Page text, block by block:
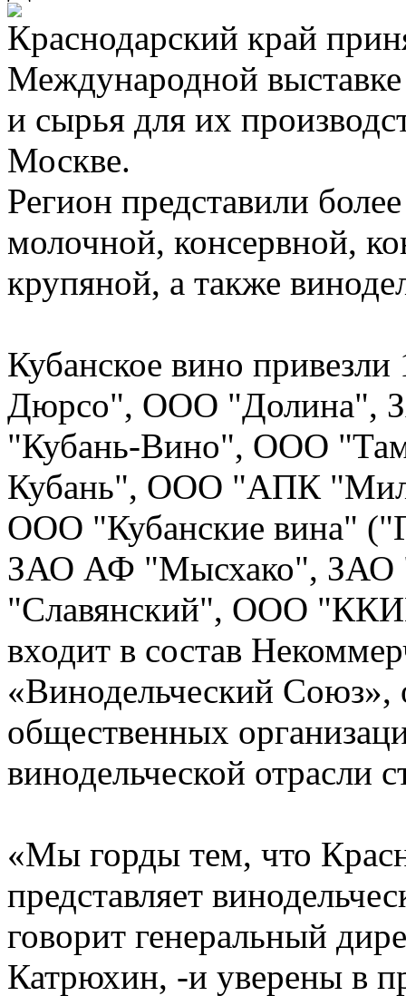
Краснодарский край
Международной
и сырья для их
Москве.
Регион представили
молочной, консервной,
крупяной, а также
Кубанское вино
Дюрсо", ООО "Долина",
"Кубань-Вино", ООО
Кубань", ООО "АПК
ООО "Кубанские вина"
ЗАО АФ "Мысхако", ЗАО
"Славянский", ООО
входит в состав
«Винодельческий
общественных
винодельческой отрасли
«Мы горды тем, что
представляет
говорит генеральный
Катрюхин, -и уверены в